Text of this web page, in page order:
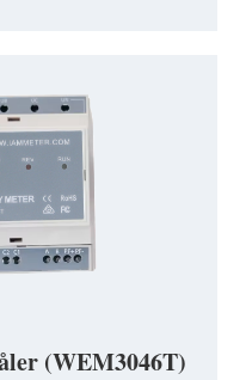
(WEM3046T)